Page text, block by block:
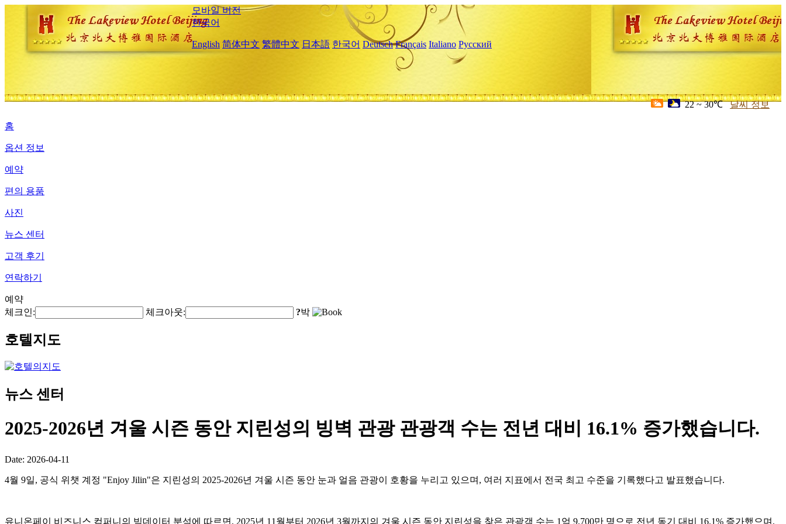
모바일 버전
한국어
English 简体中文 繁體中文 日本語 한국어 Deutsch Français Italiano Русский
22 ~ 30℃ 날씨 정보
홈
옵션 정보
예약
편의 용품
사진
뉴스 센터
고객 후기
연락하기
예약
체크인:
체크아웃: ?박
호텔지도
뉴스 센터
2025-2026년 겨울 시즌 동안 지린성의 빙벽 관광 관광객 수는 전년 대비 16.1% 증가했습니다.
Date: 2026-04-11
4월 9일, 공식 위챗 계정 "Enjoy Jilin"은 지린성의 2025-2026년 겨울 시즌 동안 눈과 얼음 관광이 호황을 누리고 있으며, 여러 지표에서 전국 최고 수준을 기록했다고 발표했습니다.
유니온페이 비즈니스 컴퍼니의 빅데이터 분석에 따르면, 2025년 11월부터 2026년 3월까지의 겨울 시즌 동안 지린성을 찾은 관광객 수는 1억 9,700만 명으로 전년 동기 대비 16.1% 증가했으며,